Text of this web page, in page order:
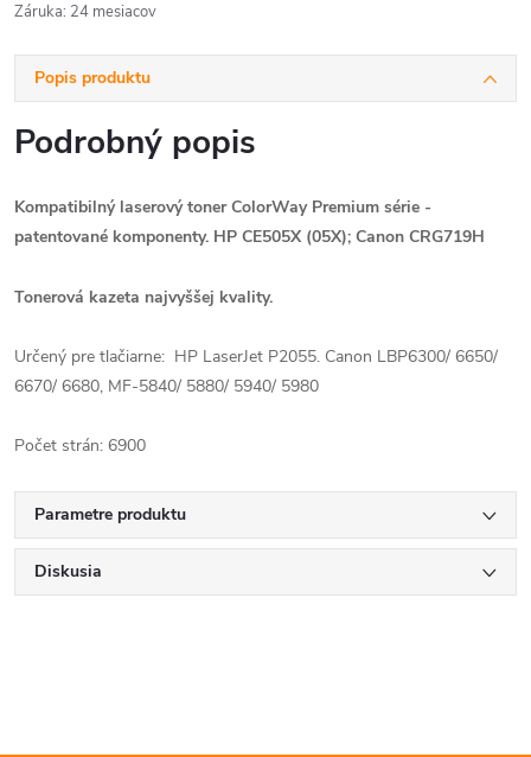
Záruka: 24 mesiacov
Popis produktu
Podrobný popis
Kompatibilný laserový toner ColorWay Premium série -
patentované komponenty. HP CE505X (05X); Canon CRG719H
Tonerová kazeta najvyššej kvality.
Určený pre tlačiarne: HP LaserJet P2055. Canon LBP6300/ 6650/
6670/ 6680, MF-5840/ 5880/ 5940/ 5980
Počet strán: 6900
Parametre produktu
Diskusia